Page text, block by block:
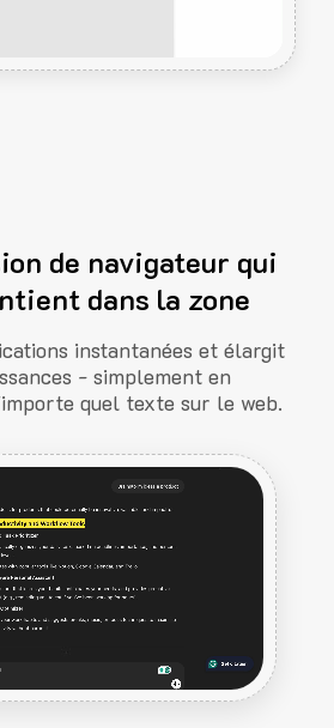
de navigateur qui
dans la zone
instantanées et élargit
- simplement en
quel texte sur le web.